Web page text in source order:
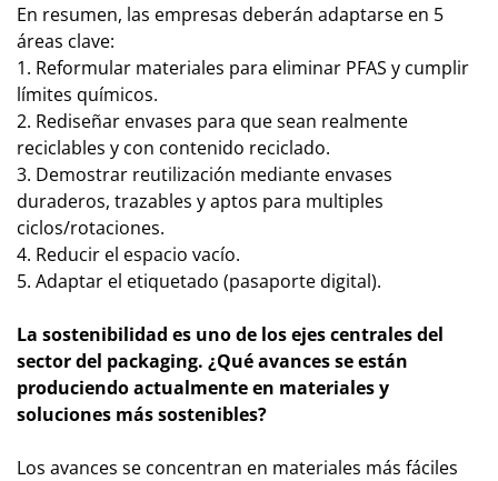
En resumen, las empresas deberán adaptarse en 5
áreas clave:
1. Reformular materiales para eliminar PFAS y cumplir
límites químicos.
2. Rediseñar envases para que sean realmente
reciclables y con contenido reciclado.
3. Demostrar reutilización mediante envases
duraderos, trazables y aptos para multiples
ciclos/rotaciones.
4. Reducir el espacio vacío.
5. Adaptar el etiquetado (pasaporte digital).
La sostenibilidad es uno de los ejes centrales del
sector del packaging. ¿Qué avances se están
produciendo actualmente en materiales y
soluciones más sostenibles?
Los avances se concentran en materiales más fáciles